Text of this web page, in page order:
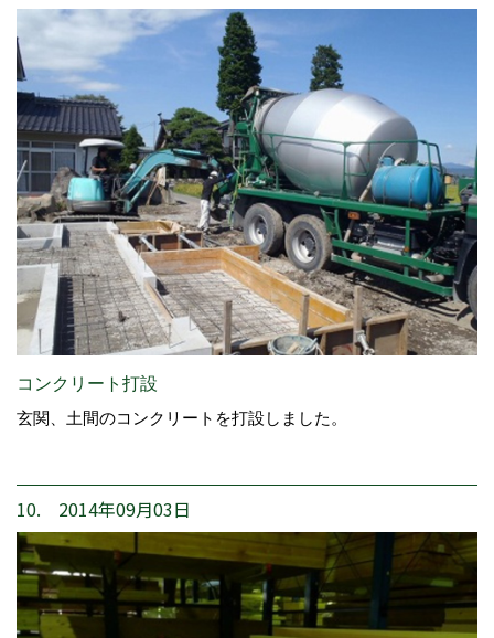
コンクリート打設
玄関、土間のコンクリートを打設しました。
10. 2014年09月03日